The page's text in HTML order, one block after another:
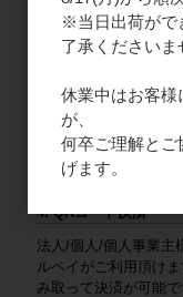
法人様限定となりま
商品と一緒にご請求
となります。
3. クレジットカード
法人/個人/個人事業
Mastercard / JCB /
だけます。
4. QRコード決済
法人/個人/個人事業主
ルペイがご利用頂け
み取って決済が可能で
※当日出荷がで
了承くださいま
休業中はお客様
が、
何卒ご理解とご
げます。